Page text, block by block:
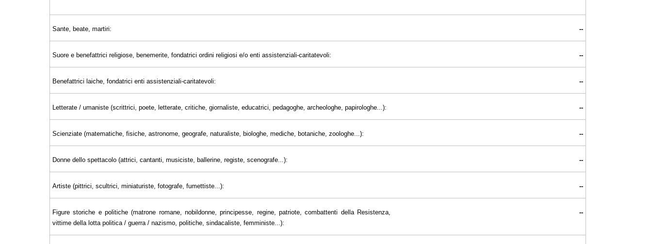
Sante, beate, martiri: --
Suore e benefattrici religiose, benemerite, fondatrici ordini religiosi e/o enti assistenziali-caritatevoli: --
Benefattrici laiche, fondatrici enti assistenziali-caritatevoli: --
Letterate / umaniste (scrittrici, poete, letterate, critiche, giornaliste, educatrici, pedagoghe, archeologhe, papirologhe...): --
Scienziate (matematiche, fisiche, astronome, geografe, naturaliste, biologhe, mediche, botaniche, zoologhe...): --
Donne dello spettacolo (attrici, cantanti, musiciste, ballerine, registe, scenografe...): --
Artiste (pittrici, scultrici, miniaturiste, fotografe, fumettiste...): --
Figure storiche e politiche (matrone romane, nobildonne, principesse, regine, patriote, combattenti della Resistenza,
vittime della lotta politica / guerra / nazismo, politiche, sindacaliste, femministe...):
--